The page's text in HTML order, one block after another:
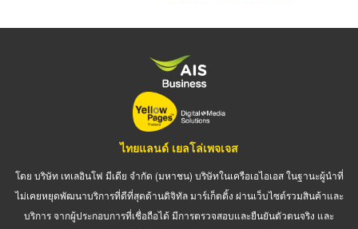
ไทยแลนด์ เยลโล่เพจเจส
โดย บริษัท เทเลอินโฟ มีเดีย จำกัด (มหาชน) บริษัทในเครือเอไอเอส ในฐานะผู้นำที่
ไม่เคยหยุดพัฒนาบริการที่ดีที่สุดด้านดิจิทัล มาร์เก็ตติ้ง ผ่านเว็บไซต์รวมสินค้าและ
บริการ จากผู้ประกอบการที่เชื่อถือได้ มีการตรวจสอบและยืนยันตัวตนจริง และ